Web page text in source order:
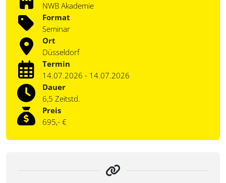
NWB Akademie
Format
Seminar
Ort
Düsseldorf
Termin
14.07.2026 - 14.07.2026
Dauer
6,5 Zeitstd.
Preis
695,- €